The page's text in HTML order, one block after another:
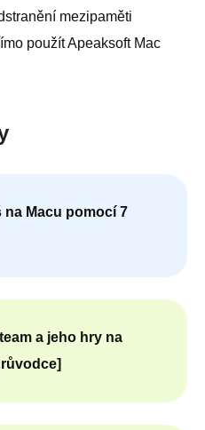
mezipaměti
použít Apeaksoft Mac
Macu pomocí 7
a jeho hry na